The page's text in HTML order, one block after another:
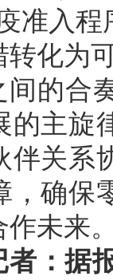
准入
化为
间的合
的主旋
伴关系
，确保
作未来
者：据